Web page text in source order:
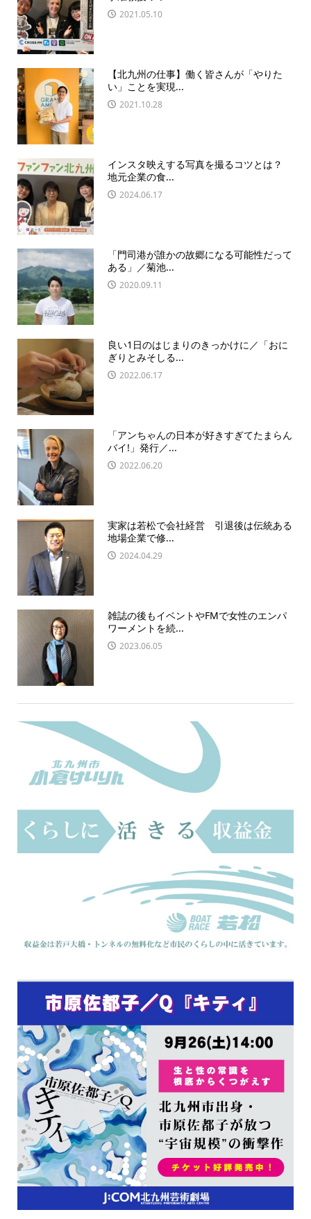
2021.05.10
【北九州の仕事】働く皆さんが「やりた
い」ことを実現...
2021.10.28
インスタ映えする写真を撮るコツとは？
地元企業の食...
2024.06.17
「門司港が誰かの故郷になる可能性だって
ある」／菊池...
2020.09.11
良い1日のはじまりのきっかけに／「おに
ぎりとみそしる...
2022.06.17
「アンちゃんの日本が好きすぎてたまらん
バイ!」発行／...
2022.06.20
実家は若松で会社経営 引退後は伝統ある
地場企業で修...
2024.04.29
雑誌の後もイベントやFMで女性のエンパ
ワーメントを続...
2023.06.05